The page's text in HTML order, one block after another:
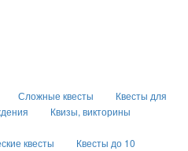
Сложные квесты
Квесты для
Квизы, викторины
квесты
Квесты до 10